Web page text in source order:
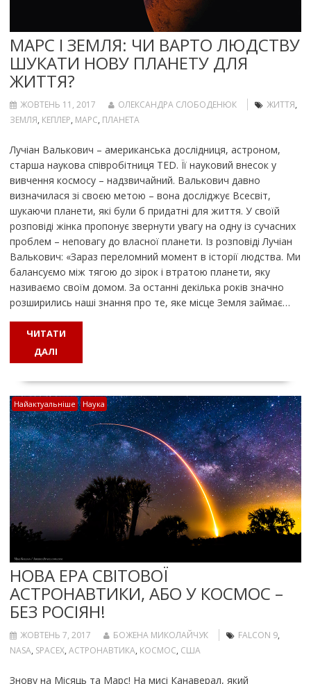
МАРС І ЗЕМЛЯ: ЧИ ВАРТО ЛЮДСТВУ
ШУКАТИ НОВУ ПЛАНЕТУ ДЛЯ
ЖИТТЯ?
ЖОВТЕНЬ 11, 2017 ОЛЕКСАНДРА СЛОБОДЕНЮК ЖИТТЯ,
ЗЕМЛЯ, КЕПЛЕР, МАРС, ПЛАНЕТА
Лучіан Валькович – американська дослідниця, астроном,
старша наукова співробітниця TED. Її науковий внесок у
вивчення космосу – надзвичайний. Валькович давно
визначилася зі своєю метою – вона досліджує Всесвіт,
шукаючи планети, які були б придатні для життя. У своїй
розповіді жінка пропонує звернути увагу на одну із сучасних
проблем – неповагу до власної планети. Із розповіді Лучіан
Валькович: «Зараз переломний момент в історії людства. Ми
балансуємо між тягою до зірок і втратою планети, яку
називаємо своїм домом. За останні декілька років значно
розширились наші знання про те, яке місце Земля займає…
ЧИТАТИ
ДАЛІ
Найактуальніше Наука
НОВА ЕРА СВІТОВОЇ
АСТРОНАВТИКИ, АБО У КОСМОС –
БЕЗ РОСІЯН!
ЖОВТЕНЬ 7, 2017 БОЖЕНА МИКОЛАЙЧУК FALCON 9,
NASA, SPACEX, АСТРОНАВТИКА, КОСМОС, США
Знову на Місяць та Марс! На мисі Канаверал, який